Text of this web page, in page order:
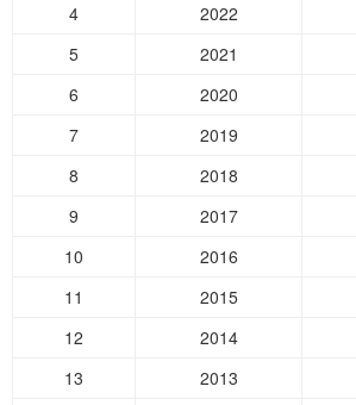
4
2022
5
2021
6
2020
7
2019
8
2018
9
2017
10
2016
11
2015
12
2014
13
2013